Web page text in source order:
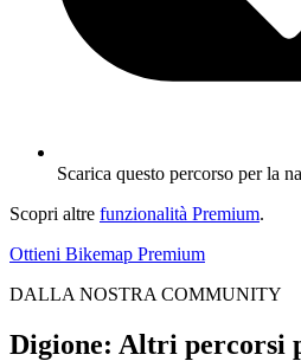
Scarica questo percorso per la
Scopri altre funzionalità Premium.
Ottieni Bikemap Premium
DALLA NOSTRA COMMUNITY
Digione: Altri percorsi